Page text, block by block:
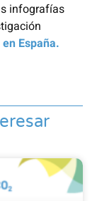
infografías
España.